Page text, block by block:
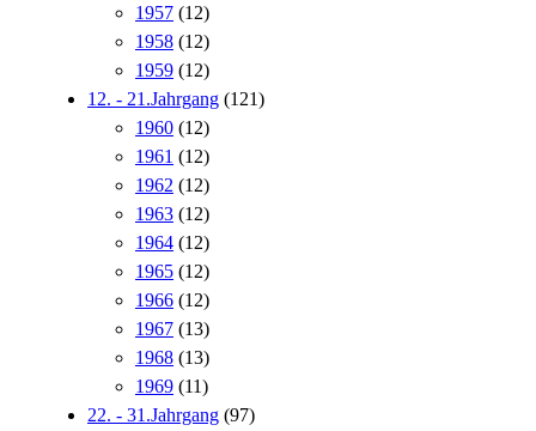
1957 (12)
1958 (12)
1959 (12)
12. - 21.Jahrgang (121)
1960 (12)
1961 (12)
1962 (12)
1963 (12)
1964 (12)
1965 (12)
1966 (12)
1967 (13)
1968 (13)
1969 (11)
22. - 31.Jahrgang (97)